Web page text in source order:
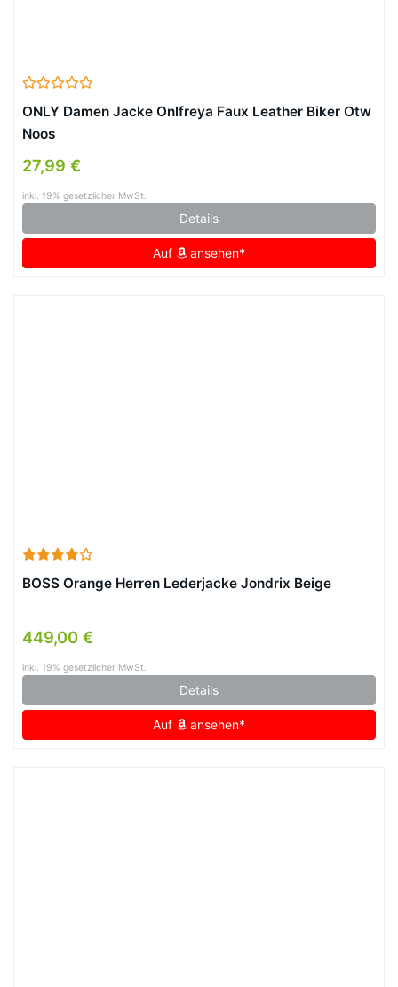
ONLY Damen Jacke Onlfreya Faux Leather Biker Otw
Noos
27,99 €
inkl. 19% gesetzlicher MwSt.
Details
Auf ansehen*
BOSS Orange Herren Lederjacke Jondrix Beige
449,00 €
inkl. 19% gesetzlicher MwSt.
Details
Auf ansehen*